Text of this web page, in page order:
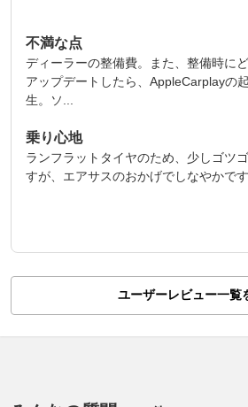
不満な点
ディーラーの整備費。また、整備時に
アップデートしたら、AppleCarplayの
生。ソ...
乗り心地
ランフラットタイヤのため、少しゴツ
すが、エアサスのおかげでしなやかです
ユーザーレビュー一覧